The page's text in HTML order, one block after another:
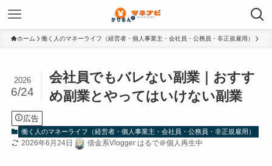
ホーム 働く人のマネーライフ（経営者・個人事業主・会社員・公務員・非正規雇用）
会社員でもバレない副業｜おすす
め副業とやってはいけない副業
2026
6/24
広告
働く人のマネーライフ（経営者・個人事業主・会社員・公務員・非正規雇用）
2026年6月24日 借金系Vlogger はるで＠個人再生中